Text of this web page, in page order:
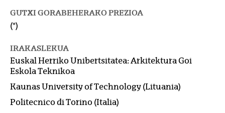
GUTXI GORABEHERAKO PREZIOA
(*)
IRAKASLEKUA
Euskal Herriko Unibertsitatea: Arkitektura Goi
Eskola Teknikoa
Kaunas University of Technology (Lituania)
Politecnico di Torino (Italia)